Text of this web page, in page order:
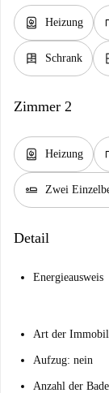
water_heater Heizung
dresser Schrank
Zimmer 2
water_heater Heizung
airline_seat_flat Zwei
Detail
Energieausweis
Art der
Aufzug: nein
Anzahl der